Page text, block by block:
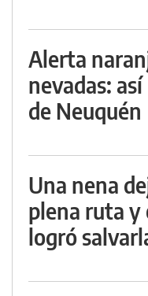
Alerta
nevadas:
de Neuquén
Una nena
plena ruta y
logró